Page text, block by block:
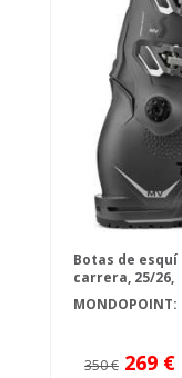
Botas de esquí
carrera, 25/26,
MONDOPOINT:
350 € 269 €